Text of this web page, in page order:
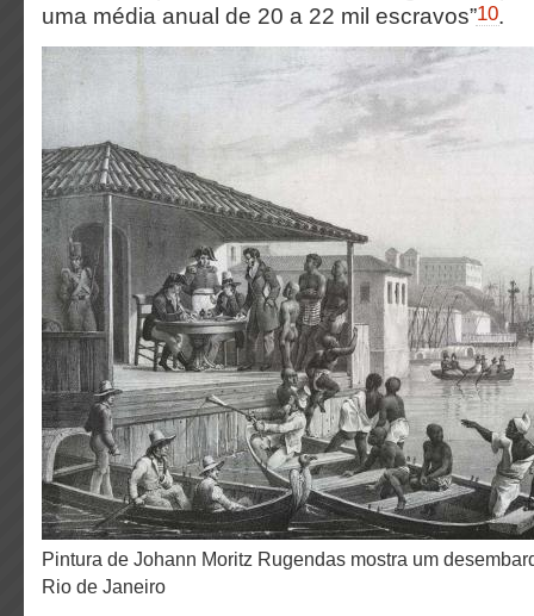
uma média anual de 20 a 22 mil escravos”10.
Pintura de Johann Moritz Rugendas mostra um desembarque de escravizados no
Rio de Janeiro